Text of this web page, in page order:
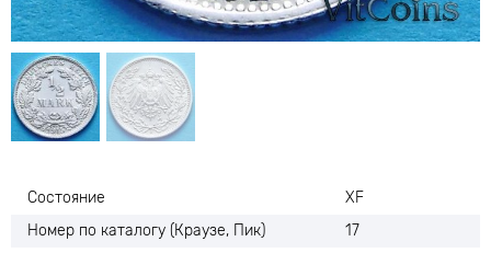
Состояние
XF
Номер по каталогу (Краузе, Пик)
17